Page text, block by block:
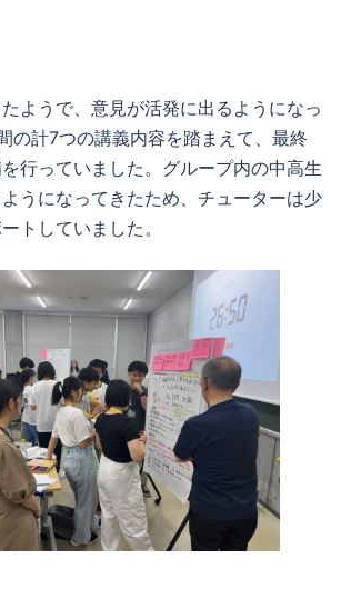
ようで、意見が活発に出るようになっ
の計7つの講義内容を踏まえて、最終
行っていました。グループ内の中高生
うになってきたため、チューターは少
トしていました。